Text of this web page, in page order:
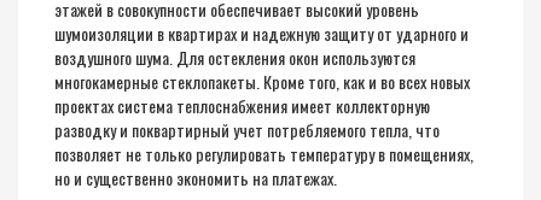
этажей в совокупности обеспечивает высокий уровень
шумоизоляции в квартирах и надежную защиту от ударного и
воздушного шума. Для остекления окон используются
многокамерные стеклопакеты. Кроме того, как и во всех новых
проектах система теплоснабжения имеет коллекторную
разводку и поквартирный учет потребляемого тепла, что
позволяет не только регулировать температуру в помещениях,
но и существенно экономить на платежах.